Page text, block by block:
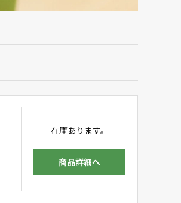
在庫あります。
商品詳細へ